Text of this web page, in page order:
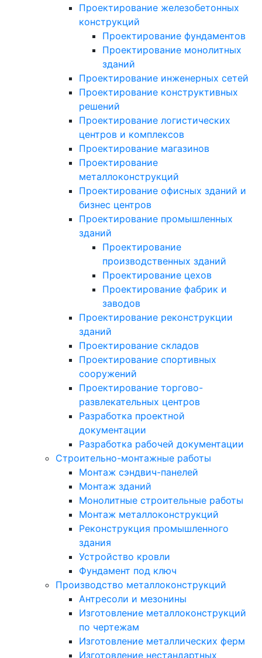
Проектирование железобетонных
конструкций
Проектирование фундаментов
Проектирование монолитных
зданий
Проектирование инженерных сетей
Проектирование конструктивных
решений
Проектирование логистических
центров и комплексов
Проектирование магазинов
Проектирование
металлоконструкций
Проектирование офисных зданий и
бизнес центров
Проектирование промышленных
зданий
Проектирование
производственных зданий
Проектирование цехов
Проектирование фабрик и
заводов
Проектирование реконструкции
зданий
Проектирование складов
Проектирование спортивных
сооружений
Проектирование торгово-
развлекательных центров
Разработка проектной
документации
Разработка рабочей документации
Строительно-монтажные работы
Монтаж сэндвич-панелей
Монтаж зданий
Монолитные строительные работы
Монтаж металлоконструкций
Реконструкция промышленного
здания
Устройство кровли
Фундамент под ключ
Производство металлоконструкций
Антресоли и мезонины
Изготовление металлоконструкций
по чертежам
Изготовление металлических ферм
Изготовление нестандартных